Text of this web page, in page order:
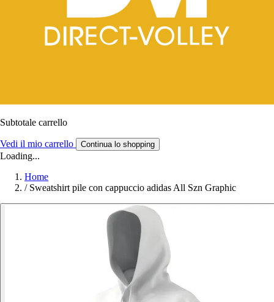
Subtotale carrello
Vedi il mio carrello Continua lo shopping
Loading...
Home
/ Sweatshirt pile con cappuccio adidas All Szn Graphic